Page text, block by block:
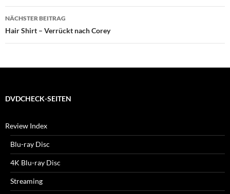
NÄCHSTER BEITRAG
Hair Shirt – Verrückt nach Corey
DVDCHECK-SEITEN
Review Index
Blu-ray Disc
4K Blu-ray Disc
Streaming